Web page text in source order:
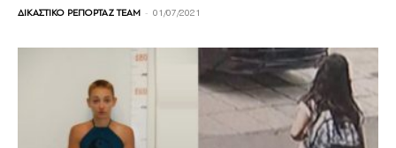
ΔΙΚΑΣΤΙΚΟ ΡΕΠΟΡΤΑΖ TEAM - 01/07/2021